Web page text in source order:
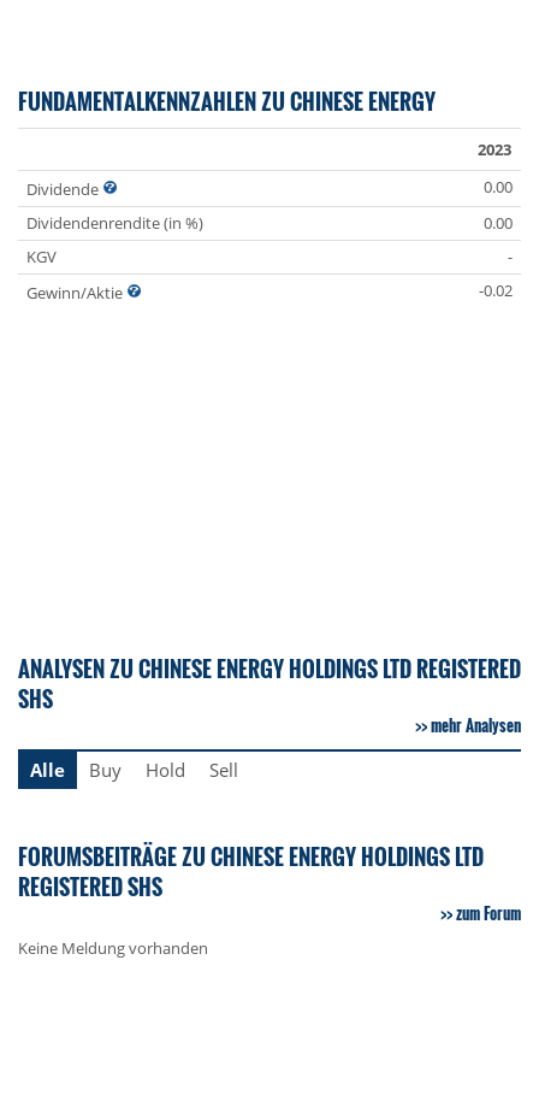
FUNDAMENTALKENNZAHLEN ZU CHINESE ENERGY
2023
Dividende
0.00
Dividendenrendite (in %)
0.00
KGV
-
Gewinn/Aktie
-0.02
ANALYSEN ZU CHINESE ENERGY HOLDINGS LTD REGISTERED
SHS
mehr Analysen
Alle
Buy Hold Sell
FORUMSBEITRÄGE ZU CHINESE ENERGY HOLDINGS LTD
REGISTERED SHS
zum Forum
Keine Meldung vorhanden